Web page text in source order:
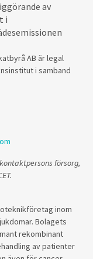
av
i
AB är legal
i samband
försorg,
inom
Bolagets
rekombinant
av patienter